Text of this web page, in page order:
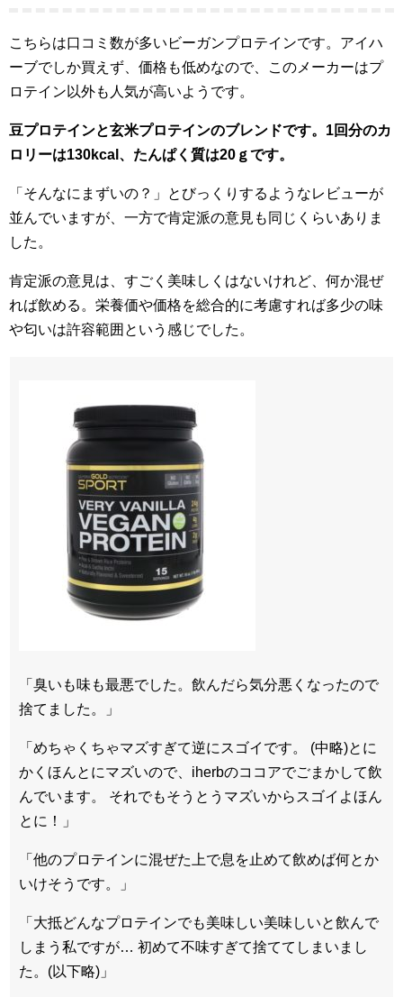
こちらは口コミ数が多いビーガンプロテインです。アイハ
ーブでしか買えず、価格も低めなので、このメーカーはプ
ロテイン以外も人気が高いようです。
豆プロテインと玄米プロテインのブレンドです。1回分のカ
ロリーは130kcal、たんぱく質は20ｇです。
「そんなにまずいの？」とびっくりするようなレビューが
並んでいますが、一方で肯定派の意見も同じくらいありま
した。
肯定派の意見は、すごく美味しくはないけれど、何か混ぜ
れば飲める。栄養価や価格を総合的に考慮すれば多少の味
や匂いは許容範囲という感じでした。
「臭いも味も最悪でした。飲んだら気分悪くなったので
捨てました。」
「めちゃくちゃマズすぎて逆にスゴイです。 (中略)とに
かくほんとにマズいので、iherbのココアでごまかして飲
んでいます。 それでもそうとうマズいからスゴイよほん
とに！」
「他のプロテインに混ぜた上で息を止めて飲めば何とか
いけそうです。」
「大抵どんなプロテインでも美味しい美味しいと飲んで
しまう私ですが… 初めて不味すぎて捨ててしまいまし
た。(以下略)」